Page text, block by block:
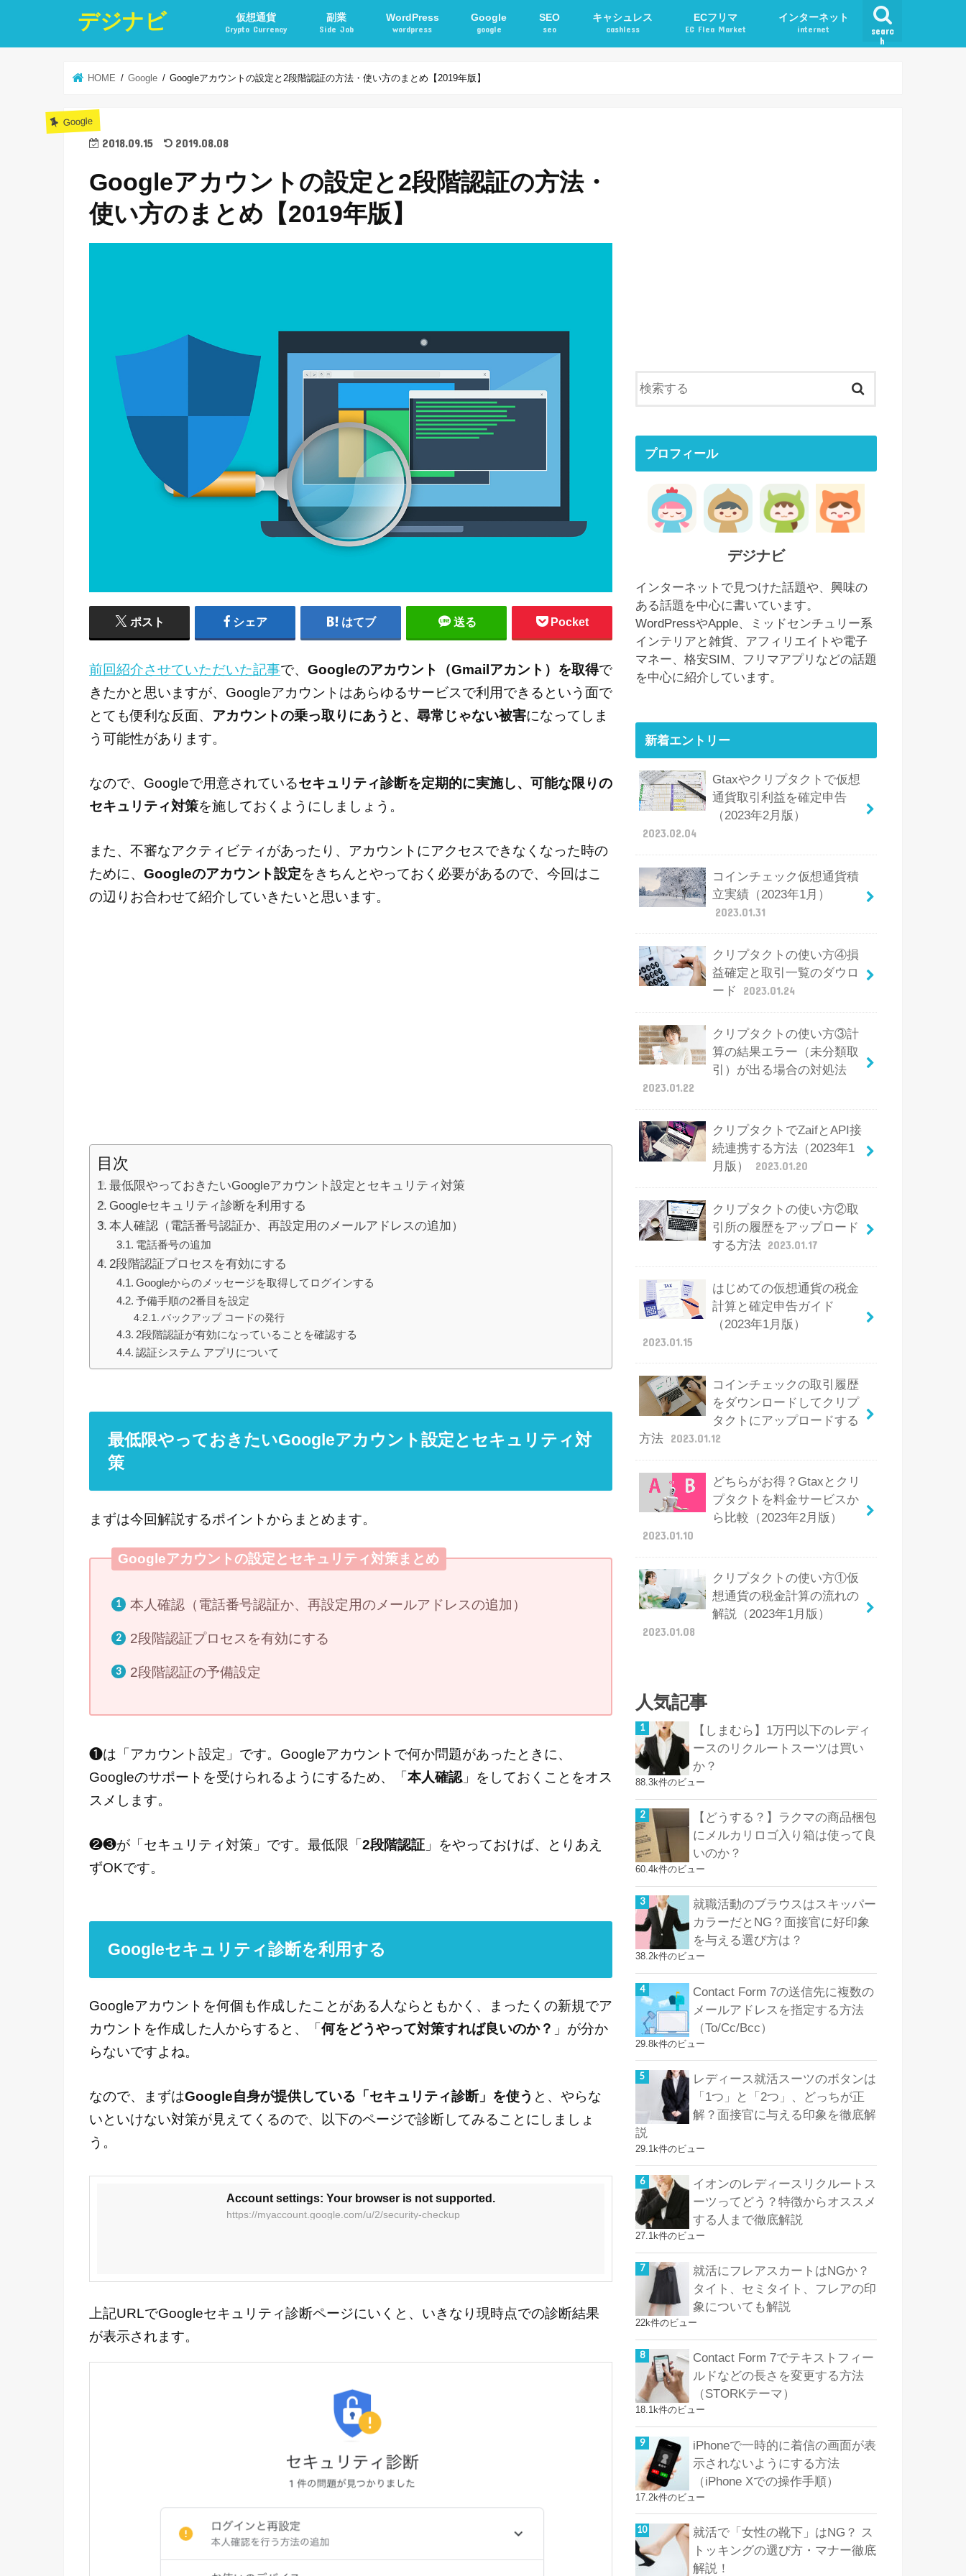
デジナビ
searc
h
仮想通貨
Crypto Currency
副業
Side Job
WordPress
wordpress
Google
google
SEO
seo
キャシュレス
cashless
ECフリマ
EC Flea Market
インターネット
internet
HOME Google Googleアカウントの設定と2段階認証の方法・使い方のまとめ【2019年版】
Google
2018.09.15 2019.08.08
Googleアカウントの設定と2段階認証の方法・
使い方のまとめ【2019年版】
ポスト シェア はてブ 送る Pocket
前回紹介させていただいた記事で、 Googleのアカウント（Gmailアカント）を取得で
きたかと思いますが、Googleアカウントはあらゆるサービスで利用できるという面で
とても便利な反面、 アカウントの乗っ取りにあうと、尋常じゃない被害になってしま
う可能性があります。
なので、Googleで用意されているセキュリティ診断を定期的に実施し、可能な限りの
セキュリティ対策を施しておくようにしましょう。
また、不審なアクティビティがあったり、アカウントにアクセスできなくなった時の
ために、 Googleのアカウント設定をきちんとやっておく必要があるので、今回はこ
の辺りお合わせて紹介していきたいと思います。
目次
最低限やっておきたいGoogleアカウント設定とセキュリティ対策
Googleセキュリティ診断を利用する
本人確認（電話番号認証か、再設定用のメールアドレスの追加）
電話番号の追加
2段階認証プロセスを有効にする
Googleからのメッセージを取得してログインする
予備手順の2番目を設定
バックアップ コードの発行
2段階認証が有効になっていることを確認する
認証システム アプリについて
最低限やっておきたいGoogleアカウント設定とセキュリティ対
策
まずは今回解説するポイントからまとめます。
Googleアカウントの設定とセキュリティ対策まとめ
本人確認（電話番号認証か、再設定用のメールアドレスの追加）
2段階認証プロセスを有効にする
2段階認証の予備設定
❶は「アカウント設定」です。Googleアカウントで何か問題があったときに、
Googleのサポートを受けられるようにするため、「本人確認」をしておくことをオス
スメします。
❷❸が「セキュリティ対策」です。最低限「2段階認証 」をやっておけば、とりあえ
ずOKです。
Googleセキュリティ診断を利用する
Googleアカウントを何個も作成したことがある人ならともかく、まったくの新規でア
カウントを作成した人からすると、「 何をどうやって対策すれば良いのか？ 」が分か
らないですよね。
なので、まずはGoogle自身が提供している「セキュリティ診断」を使う と、やらな
いといけない対策が見えてくるので、以下のページで診断してみることにしましょ
う。
Account settings: Your browser is not supported.
https://myaccount.google.com/u/2/security-checkup
上記URLでGoogleセキュリティ診断ページにいくと、いきなり現時点での診断結果
が表示されます。
プロフィール
デジナビ
インターネットで見つけた話題や、興味の
ある話題を中心に書いています。
WordPressやApple、ミッドセンチュリー系
インテリアと雑貨、アフィリエイトや電子
マネー、格安SIM、フリマアプリなどの話題
を中心に紹介しています。
新着エントリー
Gtaxやクリプタクトで仮想
通貨取引利益を確定申告
（2023年2月版）
2023.02.04
コインチェック仮想通貨積
立実績（2023年1月）
2023.01.31
クリプタクトの使い方④損
益確定と取引一覧のダウロ
ード
2023.01.24
クリプタクトの使い方③計
算の結果エラー（未分類取
引）が出る場合の対処法
2023.01.22
クリプタクトでZaifとAPI接
続連携する方法（2023年1
月版）
2023.01.20
クリプタクトの使い方②取
引所の履歴をアップロード
する方法 2023.01.17
はじめての仮想通貨の税金
計算と確定申告ガイド
（2023年1月版）
2023.01.15
コインチェックの取引履歴
をダウンロードしてクリプ
タクトにアップロードする
方法
2023.01.12
どちらがお得？Gtaxとクリ
プタクトを料金サービスか
ら比較（2023年2月版）
2023.01.10
クリプタクトの使い方①仮
想通貨の税金計算の流れの
解説（2023年1月版）
2023.01.08
人気記事
【しまむら】1万円以下のレディ
ースのリクルートスーツは買い
か？
88.3k件のビュー
【どうする？】ラクマの商品梱包
にメルカリロゴ入り箱は使って良
いのか？
60.4k件のビュー
就職活動のブラウスはスキッパー
カラーだとNG？面接官に好印象
を与える選び方は？
38.2k件のビュー
Contact Form 7の送信先に複数の
メールアドレスを指定する方法
（To/Cc/Bcc）
29.8k件のビュー
レディース就活スーツのボタンは
「1つ」と「2つ」、どっちが正
解？面接官に与える印象を徹底解
説
29.1k件のビュー
イオンのレディースリクルートス
ーツってどう？特徴からオススメ
する人まで徹底解説
27.1k件のビュー
就活にフレアスカートはNGか？
タイト、セミタイト、フレアの印
象についても解説
22k件のビュー
Contact Form 7でテキストフィー
ルドなどの長さを変更する方法
（STORKテーマ）
18.1k件のビュー
iPhoneで一時的に着信の画面が表
示されないようにする方法
（iPhone Xでの操作手順）
17.2k件のビュー
就活で「女性の靴下」はNG？ ス
トッキングの選び方・マナー徹底
解説！